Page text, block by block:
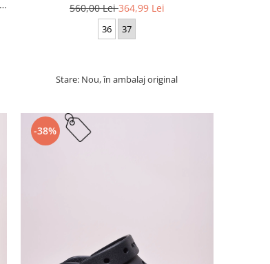
560,00 Lei364,99 Lei
36 37
Stare: Nou, în ambalaj original
-38%